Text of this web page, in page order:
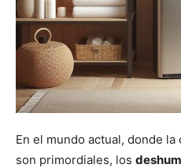
En el mundo actual, donde
son primordiales, los